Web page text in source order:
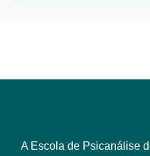
A Escola de Psicanálise